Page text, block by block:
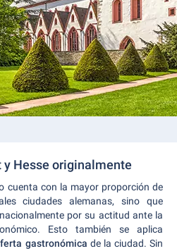
Hesse originalmente
cuenta con la mayor proporción de
ciudades alemanas, sino que
por su actitud ante la
Esto también se aplica
gastronómica de la ciudad. Sin